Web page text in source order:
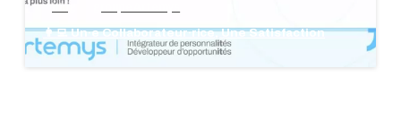
blog
👩‍💻 Un·e Collaborateur·rice, Une Satisfaction